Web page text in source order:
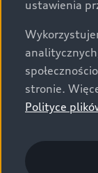
Audi.
Wszystkie
są
względem
określone w
europejskimi
o.o. podlega
użytkownikom
ustawienia
stronie.
Polityce